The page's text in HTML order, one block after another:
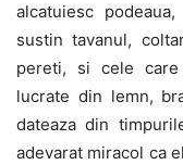
alcatuiesc
sustin tavanul,
pereti, si cele care
lucrate din lemn,
dateaza din
adevarat miracol ca